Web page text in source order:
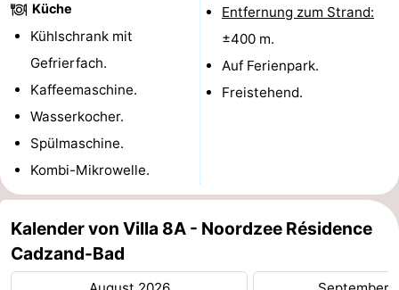
Golfplatze
-
Sportangeln
Haifischzähne
Essen
und
trinken
Veranstaltungen
Praktisch
Küche
Kühlschrank mit
Gefrierfach.
Kaffeemaschine.
Wasserkocher.
Spülmaschine.
Kombi-Mikrowelle.
Entfernung zum Strand:
±400 m.
Auf Ferienpark.
Freistehend.
Kalender von Villa 8A - Noordzee Résidence
Cadzand-Bad